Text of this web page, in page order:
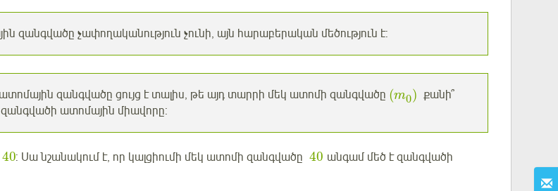
զանգվածը չափողականություն չունի, այն հարաբերական մեծություն է:
զանգվածը ցույց է տալիս, թե այդ տարրի մեկ ատոմի զանգվածը (m0) քանի՞
ատոմային միավորը:
40: Սա նշանակում է, որ կալցիումի մեկ ատոմի զանգվածը40 անգամ մեծ է զանգվածի